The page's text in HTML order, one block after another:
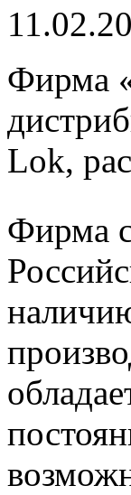
Фирма
Lok,
Фирма